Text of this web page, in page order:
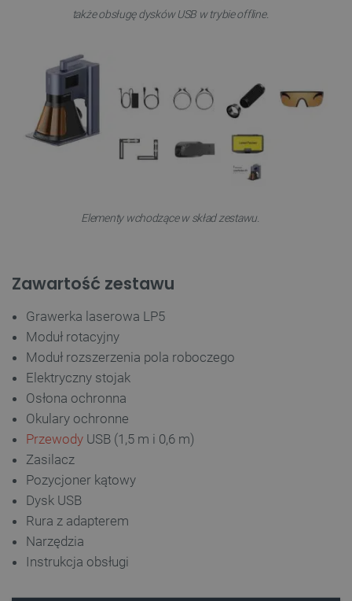
takżeobsługę dysków USB w trybie offline.
Elementy wchodzące w skład zestawu.
Zawartość zestawu
Grawerka laserowa LP5
Moduł rotacyjny
Moduł rozszerzenia pola roboczego
Elektryczny stojak
Osłona ochronna
Okulary ochronne
Przewody USB (1,5 m i 0,6 m)
Zasilacz
Pozycjoner kątowy
Dysk USB
Rura z adapterem
Narzędzia
Instrukcja obsługi
jak logowanie użytkownika i zarządzanie kontem.
Bez niezbędnych plików cookie nie można
Nazwa
PrestaShop-[abcdef0123456789]{32} .botland.com.pl
VISITOR_PRIVACY_METADATA